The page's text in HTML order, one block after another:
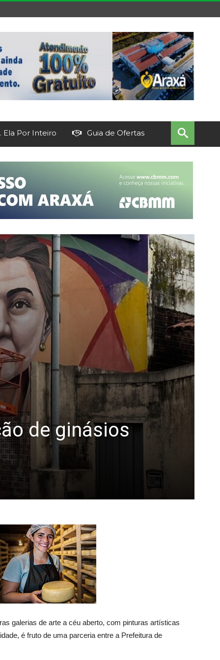
Ela Por Inteiro Guia de Ofertas
de ginásios
galerias de arte a céu aberto, com pinturas artísticas
é fruto de uma parceria entre a Prefeitura de